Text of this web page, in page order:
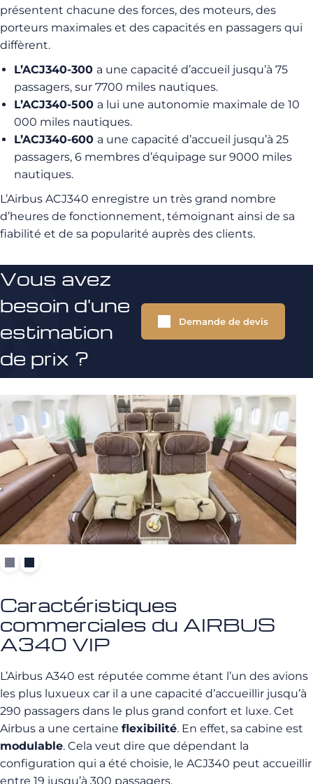
présentent chacune des forces, des moteurs, des
porteurs maximales et des capacités en passagers qui
diffèrent.
L’ACJ340-300 a une capacité d’accueil jusqu’à 75
passagers, sur 7700 miles nautiques.
L’ACJ340-500 a lui une autonomie maximale de 10
000 miles nautiques.
L’ACJ340-600 a une capacité d’accueil jusqu’à 25
passagers, 6 membres d’équipage sur 9000 miles
nautiques.
L’Airbus ACJ340 enregistre un très grand nombre
d’heures de fonctionnement, témoignant ainsi de sa
fiabilité et de sa popularité auprès des clients.
Vous avez
besoin d'une
estimation
de prix ?
Demande de devis
Caractéristiques
commerciales du AIRBUS
A340 VIP
L’Airbus A340 est réputée comme étant l’un des avions
les plus luxueux car il a une capacité d’accueillir jusqu’à
290 passagers dans le plus grand confort et luxe. Cet
Airbus a une certaine flexibilité. En effet, sa cabine est
modulable. Cela veut dire que dépendant la
configuration qui a été choisie, le ACJ340 peut accueillir
entre 19 jusqu’à 300 passagers.